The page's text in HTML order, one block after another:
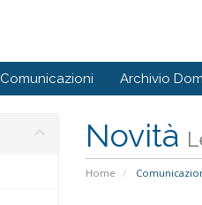
Comunicazioni Archivio
Novità
Home